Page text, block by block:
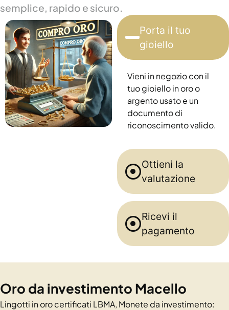
semplice, rapido e sicuro.
Porta il tuo
gioiello
Vieni in negozio con il
tuo gioiello in oro o
argento usato e un
documento di
riconoscimento valido.
Ottieni la
valutazione
Ricevi il
pagamento
Oro da investimento Macello
Lingotti in oro certificati LBMA, Monete da investimento: